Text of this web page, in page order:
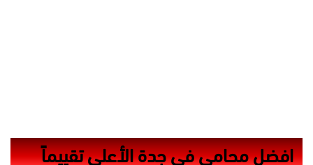
افضل محامي في جدة الأعلى تقييماً